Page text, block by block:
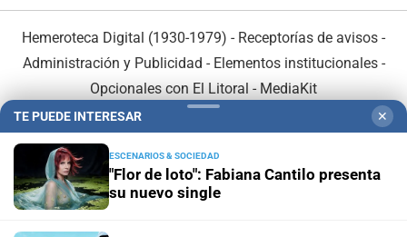
Hemeroteca Digital (1930-1979) - Receptorías de avisos -
Administración y Publicidad - Elementos institucionales-
Opcionales con El Litoral - MediaKit
TE PUEDE INTERESAR ✕
ESCENARIOS & SOCIEDAD
"Flor de loto": Fabiana Cantilo presenta
su nuevo single